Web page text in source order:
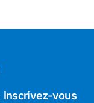
Inscrivez-vous